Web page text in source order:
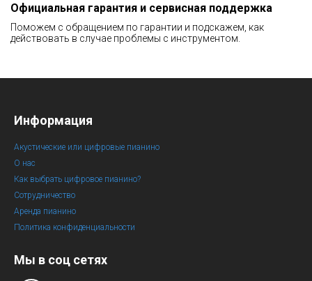
Официальная гарантия и сервисная поддержка
Поможем с обращением по гарантии и подскажем, как
действовать в случае проблемы с инструментом.
Информация
Акустические или цифровые пианино
О нас
Как выбрать цифровое пианино?
Сотрудничество
Аренда пианино
Политика конфиденциальности
Мы в соц сетях